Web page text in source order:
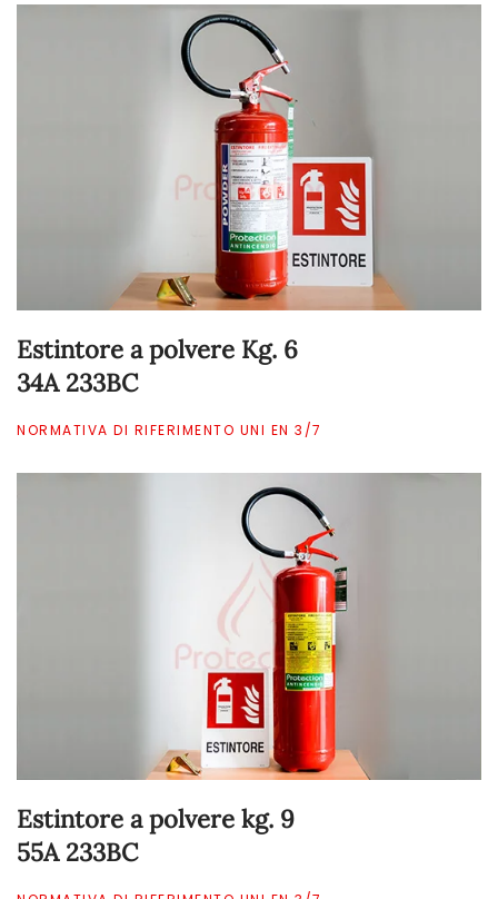
Estintore a polvere Kg. 6
34A 233BC
NORMATIVA DI RIFERIMENTO UNI EN 3/7
Estintore a polvere kg. 9
55A 233BC